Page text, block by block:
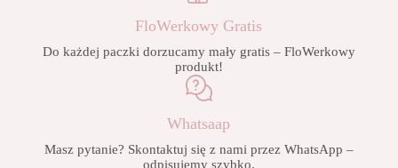
FloWerkowy Gratis
Do każdej paczki dorzucamy mały gratis – FloWerkowy
produkt!
Whatsaap
Masz pytanie? Skontaktuj się z nami przez WhatsApp –
odpisujemy szybko.